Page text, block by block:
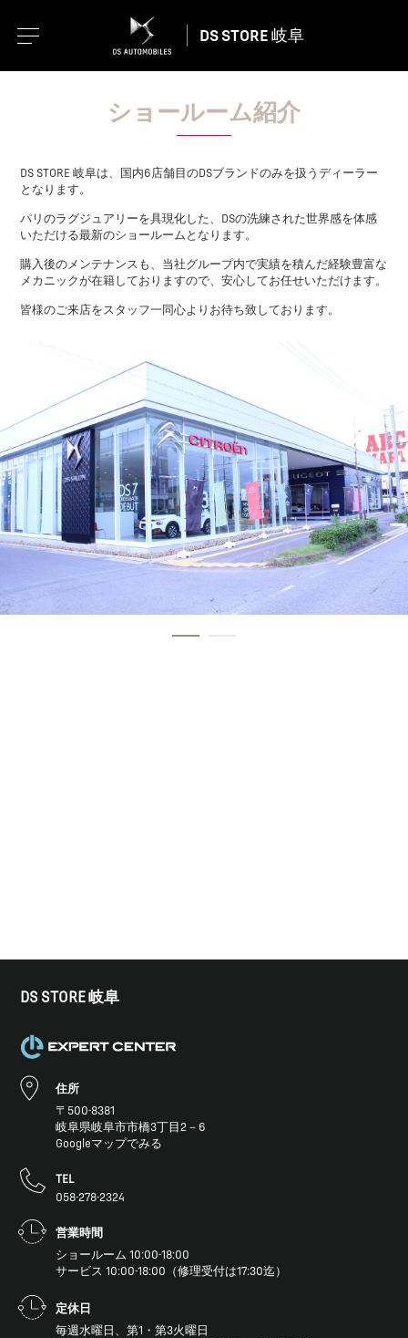
DS STORE 岐阜
ショールーム紹介
DS STORE 岐阜は、国内6店舗目のDSブランドのみを扱うディーラー
となります。
パリのラグジュアリーを具現化した、DSの洗練された世界感を体感
いただける最新のショールームとなります。
購入後のメンテナンスも、当社グループ内で実績を積んだ経験豊富な
メカニックが在籍しておりますので、安心してお任せいただけます。
皆様のご来店をスタッフ一同心よりお待ち致しております。
DS STORE 岐阜
住所
〒500-8381
岐阜県岐阜市市橋3丁目2－6
Googleマップでみる
TEL
058-278-2324
営業時間
ショールーム 10:00-18:00
サービス 10:00-18:00（修理受付は17:30迄）
定休日
毎週水曜日、第1・第3火曜日